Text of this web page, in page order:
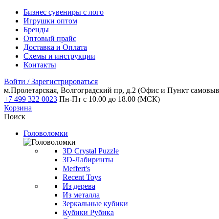
Бизнес сувениры с лого
Игрушки оптом
Бренды
Оптовый прайс
Доставка и Оплата
Схемы и инструкции
Контакты
Войти / Зарегистрироваться
м.Пролетарская, Волгоградский пр, д.2 (Офис и Пункт
+7 499 322 0023 Пн-Пт с 10.00 до 18.00 (МСК)
Корзина
Поиск
Головоломки
3D Crystal Puzzle
3D-Лабиринты
Meffert's
Recent Toys
Из дерева
Из металла
Зеркальные кубики
Кубики Рубика